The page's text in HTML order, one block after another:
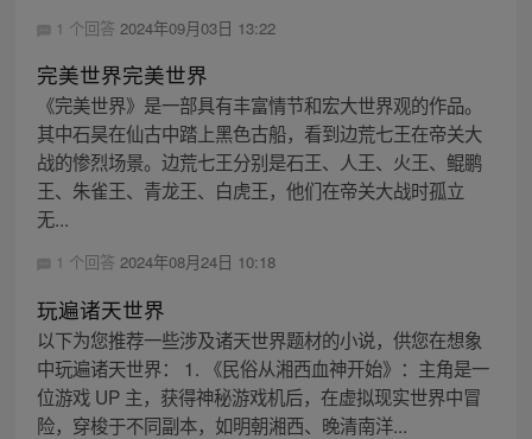
1 个回答 2024年09月03日 13:22
完美世界完美世界
《完美世界》是一部具有丰富情节和宏大世界观的作品。
其中石昊在仙古中踏上黑色古船，看到边荒七王在帝关大
战的惨烈场景。边荒七王分别是石王、人王、火王、鲲鹏
王、朱雀王、青龙王、白虎王，他们在帝关大战时孤立
无...
1 个回答 2024年08月24日 10:18
玩遍诸天世界
以下为您推荐一些涉及诸天世界题材的小说，供您在想象
中玩遍诸天世界： 1. 《民俗从湘西血神开始》：主角是一
位游戏 UP 主，获得神秘游戏机后，在虚拟现实世界中冒
险，穿梭于不同副本，如明朝湘西、晚清南洋...